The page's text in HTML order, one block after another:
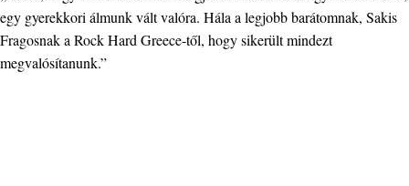
egy gyerekkori álmunk vált valóra. Hála a legjobb barátomnak, Sakis
Fragosnak a Rock Hard Greece-től, hogy sikerült mindezt
megvalósítanunk.”